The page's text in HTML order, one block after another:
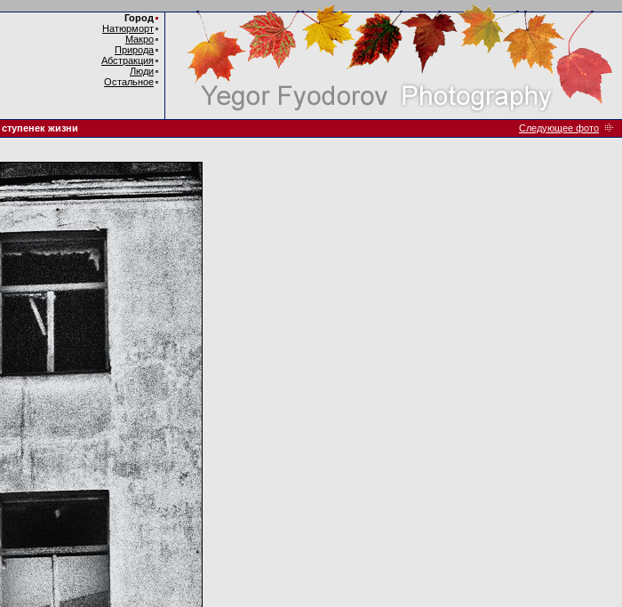
Город
Натюрморт
Макро
Природа
Абстракция
Люди
Остальное
ступенек жизни Следующее фото